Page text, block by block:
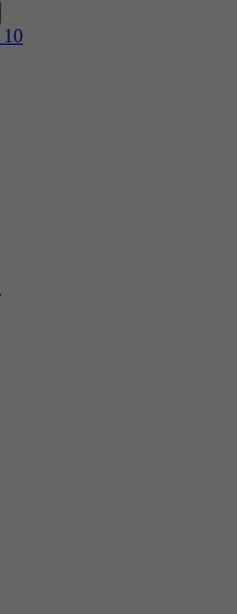
10